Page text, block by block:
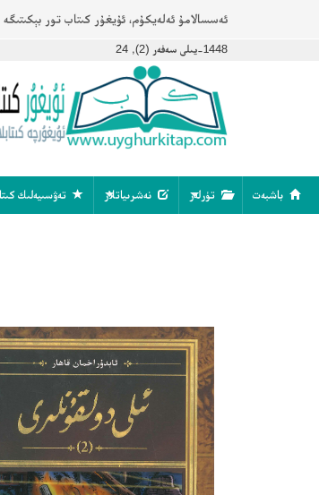
ئەسسالامۇ ئەلەيكۇم، ئۇيغۇر كىتاب تور
1448-يىلى سەفەر (2), 24
باشبەت تۈرلەر نەشرىياتلار تەۋسىيەلىك